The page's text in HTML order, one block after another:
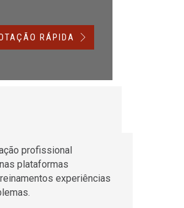
RÁPIDA
profissional
plataformas
experiências